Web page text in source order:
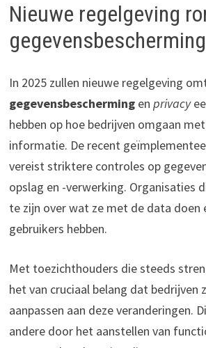
Nieuwe regelgeving
In 2025 zullen nieuwe regelgeving
gegevensbeschermingen privacy
hebben op hoe bedrijven omgaan
informatie. De recent
vereist striktere controles op
opslag en -verwerking. Organisaties
te zijn over wat ze met de data doen
gebruikers hebben.
Met toezichthouders die steeds
het van cruciaal belang dat bedrijven
aanpassen aan deze veranderingen.
andere door het aanstellen van